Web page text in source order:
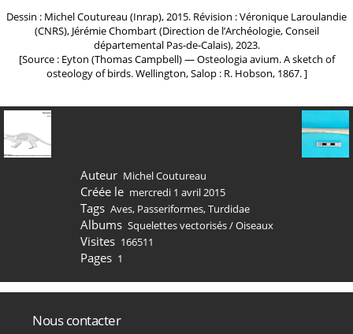
Dessin : Michel Coutureau (Inrap), 2015. Révision : Véronique Laroulandie
(CNRS), Jérémie Chombart (Direction de l’Archéologie, Conseil
départemental Pas-de-Calais), 2023.
[Source : Eyton (Thomas Campbell) ― Osteologia avium. A sketch of
osteology of birds. Wellington, Salop : R. Hobson, 1867.]
Auteur Michel Coutureau
Créée le mercredi 1 avril 2015
Tags Aves, Passeriformes,Turdidae
Albums Squelettes vectorisés/Oiseaux
Visites 166511
Pages 1
Nous contacter